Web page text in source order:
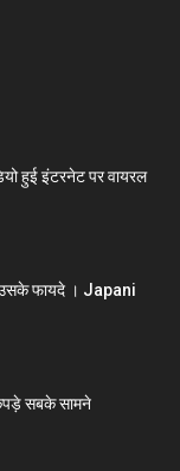
हुई इंटरनेट पर वायरल
उसके फायदे । Japani
सबके सामने